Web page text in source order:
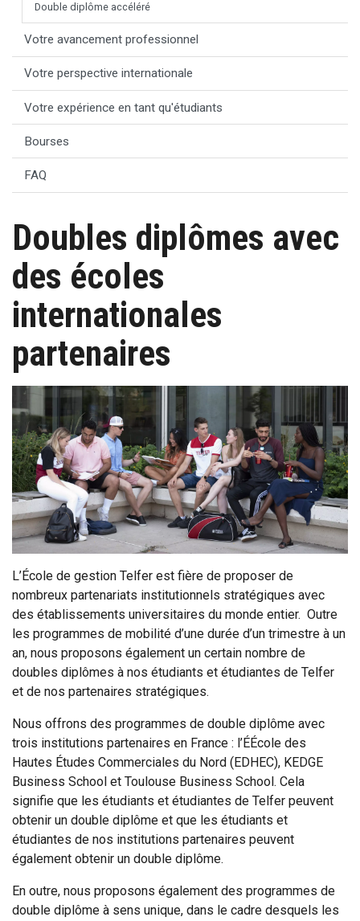
Double diplôme accéléré
Votre avancement professionnel
Votre perspective internationale
Votre expérience en tant qu'étudiants
Bourses
FAQ
Doubles diplômes avec
des écoles
internationales
partenaires
L’École de gestion Telfer est fière de proposer de
nombreux partenariats institutionnels stratégiques avec
des établissements universitaires du monde entier. Outre
les programmes de mobilité d’une durée d’un trimestre à un
an, nous proposons également un certain nombre de
doubles diplômes à nos étudiants et étudiantes de Telfer
et de nos partenaires stratégiques.
Nous offrons des programmes de double diplôme avec
trois institutions partenaires en France : l’ÉÉcole des
Hautes Études Commerciales du Nord (EDHEC), KEDGE
Business School et Toulouse Business School. Cela
signifie que les étudiants et étudiantes de Telfer peuvent
obtenir un double diplôme et que les étudiants et
étudiantes de nos institutions partenaires peuvent
également obtenir un double diplôme.
En outre, nous proposons également des programmes de
double diplôme à sens unique, dans le cadre desquels les